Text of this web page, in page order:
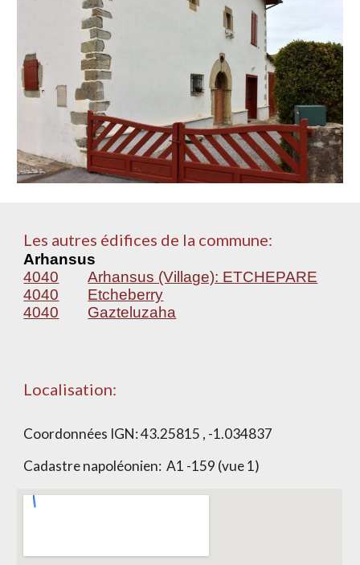
Les autres édifices de la commune:
Arhansus
4040
Arhansus (Village): ETCHEPARE
4040
Etcheberry
4040
Gazteluzaha
Localisation:
Coordonnées IGN:43.25815 , -1.034837
Cadastre napoléonien:A1 -159 (vue 1)